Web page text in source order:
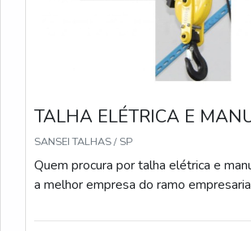
TALHA ELÉTRICA E
SANSEI TALHAS / SP
Quem procura por talha elétrica e
a melhor empresa do ramo